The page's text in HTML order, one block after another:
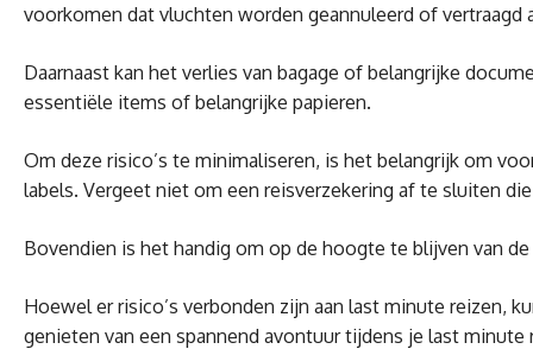
voorkomen dat vluchten worden geannuleerd of
Daarnaast kan het verlies van bagage of belangrijke
essentiële items of belangrijke papieren.
Om deze risico’s te minimaliseren, is het belangrijk om
labels. Vergeet niet om een reisverzekering af te sluiten
Bovendien is het handig om op de hoogte te blijven van
Hoewel er risico’s verbonden zijn aan last minute reizen,
genieten van een spannend avontuur tijdens je last